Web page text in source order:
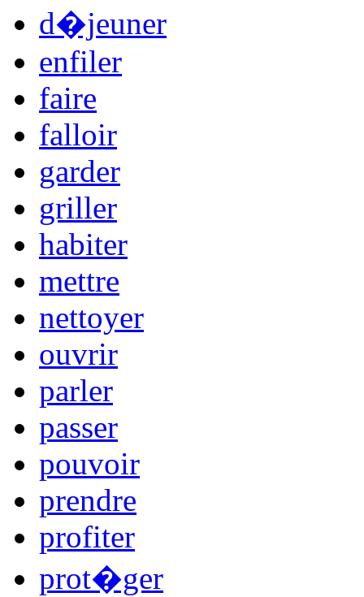
d�jeuner
enfiler
faire
falloir
garder
griller
habiter
mettre
nettoyer
ouvrir
parler
passer
pouvoir
prendre
profiter
prot�ger